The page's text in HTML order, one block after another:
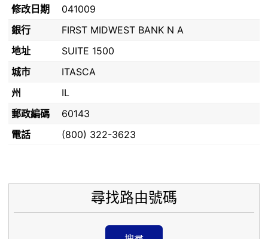
修改日期
041009
銀行
FIRST MIDWEST BANK N A
地址
SUITE 1500
城市
ITASCA
州
IL
郵政編碼
60143
電話
(800) 322-3623
尋找路由號碼